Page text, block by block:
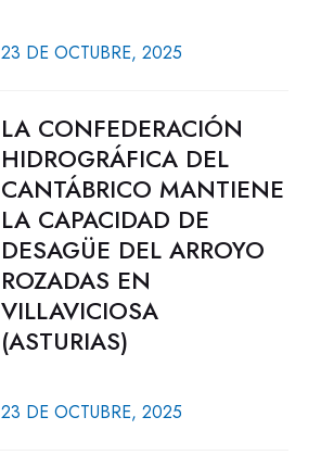
23 DE OCTUBRE, 2025
LA CONFEDERACIÓN
HIDROGRÁFICA DEL
CANTÁBRICO MANTIENE
LA CAPACIDAD DE
DESAGÜE DEL ARROYO
ROZADAS EN
VILLAVICIOSA
(ASTURIAS)
23 DE OCTUBRE, 2025